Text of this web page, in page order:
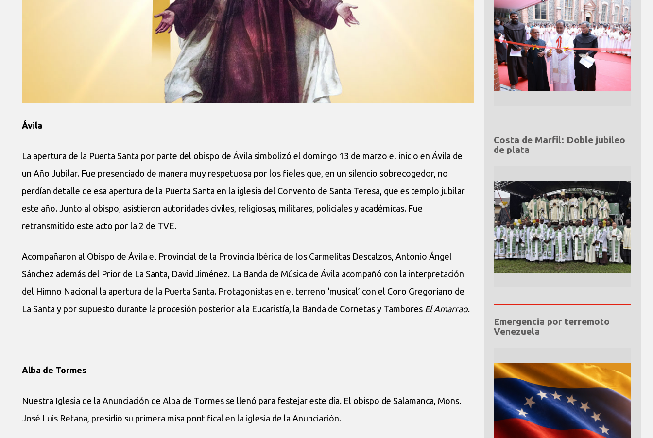
Ávila
La apertura de la Puerta Santa por parte del obispo de Ávila simbolizó el domingo 13 de marzo el inicio en Ávila de
un Año Jubilar. Fue presenciado de manera muy respetuosa por los fieles que, en un silencio sobrecogedor, no
perdían detalle de esa apertura de la Puerta Santa en la iglesia del Convento de Santa Teresa, que es templo jubilar
este año. Junto al obispo, asistieron autoridades civiles, religiosas, militares, policiales y académicas. Fue
retransmitido este acto por la 2 de TVE.
Acompañaron al Obispo de Ávila el Provincial de la Provincia Ibérica de los Carmelitas Descalzos, Antonio Ángel
Sánchez además del Prior de La Santa, David Jiménez. La Banda de Música de Ávila acompañó con la interpretación
del Himno Nacional la apertura de la Puerta Santa. Protagonistas en el terreno ‘musical’ con el Coro Gregoriano de
La Santa y por supuesto durante la procesión posterior a la Eucaristía, la Banda de Cornetas y Tambores El Amarrao.
Alba de Tormes
Nuestra Iglesia de la Anunciación de Alba de Tormes se llenó para festejar este día. El obispo de Salamanca, Mons.
José Luis Retana, presidió su primera misa pontifical en la iglesia de la Anunciación.
Costa de Marfil: Doble jubileo
de plata
Emergencia por terremoto
Venezuela